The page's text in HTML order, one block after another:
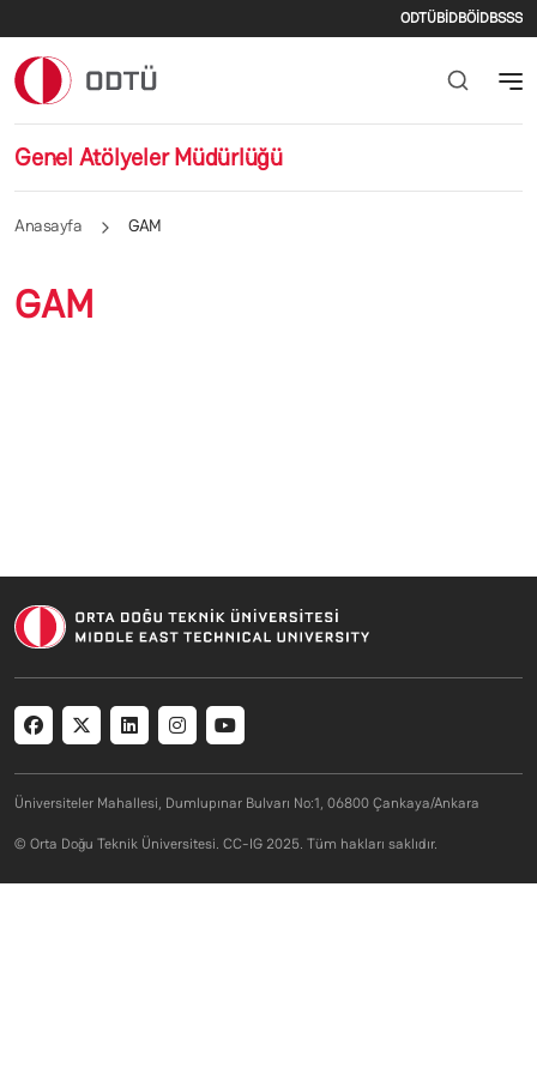
İkincil
ODTÜBİDBÖİDBSSS
Genel Atölyeler Müdürlüğü
Anasayfa GAM
GAM
Social menu
Üniversiteler Mahallesi, Dumlupınar Bulvarı No:1, 06800 Çankaya/Ankara
© Orta Doğu Teknik Üniversitesi. CC-IG 2025. Tüm hakları saklıdır.